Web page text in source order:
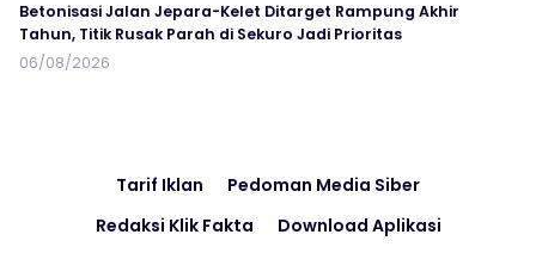
Betonisasi Jalan Jepara-Kelet Ditarget Rampung Akhir
Tahun, Titik Rusak Parah di Sekuro Jadi Prioritas
06/08/2026
Tarif Iklan
Pedoman Media Siber
Redaksi Klik Fakta
Download Aplikasi